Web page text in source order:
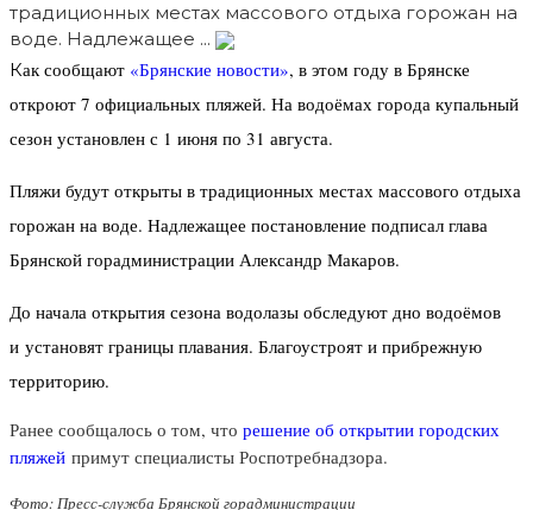
традиционных местах массового отдыха горожан на
воде. Надлежащее ...
Как сообщают «Брянские новости», в этом году в Брянске
откроют 7 официальных пляжей. На водоёмах города купальный
сезон установлен с 1 июня по 31 августа.
Пляжи будут открыты в традиционных местах массового отдыха
горожан на воде. Надлежащее постановление подписал глава
Брянской горадминистрации Александр Макаров.
До начала открытия сезона водолазы обследуют дно водоёмов
и установят границы плавания. Благоустроят и прибрежную
территорию.
Ранее сообщалось о том, что решение об открытии городских
пляжей примут специалисты Роспотребнадзора.
Фото: Пресс-служба Брянской горадминистрации